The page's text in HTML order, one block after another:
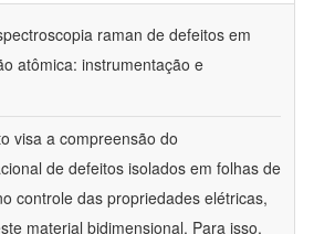
raman de defeitos em
atômica: instrumentação e
visa a compreensão do
de defeitos isolados em folhas de
controle das propriedades elétricas,
material bidimensional. Para isso,